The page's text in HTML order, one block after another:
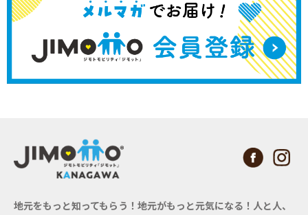
地元をもっと知ってもらう！地元がもっと元気になる！ 人と人、